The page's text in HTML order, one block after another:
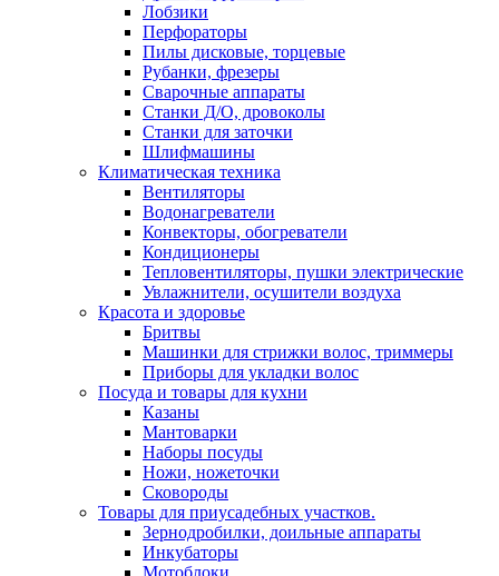
Лобзики
Перфораторы
Пилы дисковые, торцевые
Рубанки, фрезеры
Сварочные аппараты
Станки Д/О, дровоколы
Станки для заточки
Шлифмашины
Климатическая техника
Вентиляторы
Водонагреватели
Конвекторы, обогреватели
Кондиционеры
Тепловентиляторы, пушки электрические
Увлажнители, осушители воздуха
Красота и здоровье
Бритвы
Машинки для стрижки волос, триммеры
Приборы для укладки волос
Посуда и товары для кухни
Казаны
Мантоварки
Наборы посуды
Ножи, ножеточки
Сковороды
Товары для приусадебных участков.
Зернодробилки, доильные аппараты
Инкубаторы